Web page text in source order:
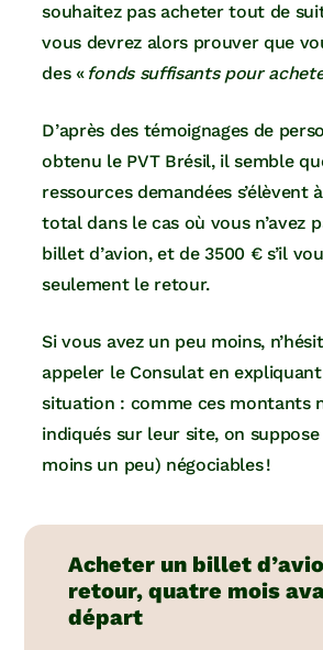
souhaitez pas acheter tout de
vous devrez alors prouver que
des « fonds suffisants pour
D’après des témoignages de
obtenu le PVT Brésil, il semble
ressources demandées s’élèvent
total dans le cas où vous n’avez
billet d’avion, et de 3500 € s’il
seulement le retour.
Si vous avez un peu moins,
appeler le Consulat en
situation : comme ces montants
indiqués sur leur site, on suppose
moins un peu) négociables !
Acheter un billet
retour, quatre mois
départ